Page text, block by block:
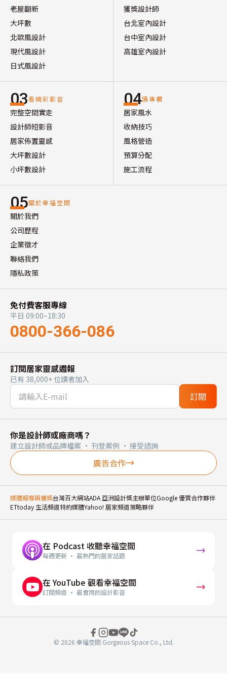
老屋翻新
大坪數
北歐風設計
現代風設計
日式風設計
獲獎設計師
台北室內設計
台中室內設計
高雄室內設計
03看精彩影音
完整空間實走
設計師短影音
居家佈置靈感
大坪數設計
小坪數設計
04讀專欄
居家風水
收納技巧
風格營造
預算分配
施工流程
05關於幸福空間
關於我們
公司歷程
企業徵才
聯絡我們
隱私政策
免付費客服專線
平日 09:00~18:30
0800-366-086
訂閱居家靈感週報
已有 38,000+ 位讀者加入
訂閱
你是設計師或廠商嗎？
建立設計師或品牌檔案 · 刊登案例 · 接受諮詢
廣告合作
媒體報導與獲獎台灣百大網站ADA 亞洲設計獎主辦單位Google 優質合作夥伴
ETtoday 生活頻道特約媒體Yahoo! 居家頻道策略夥伴
在 Podcast 收聽幸福空間
每週更新 · 最熱門的居家話題
在 YouTube 觀看幸福空間
訂閱頻道 · 最實用的設計影音
© 2026 幸福空間 Gorgeous Space Co., Ltd.